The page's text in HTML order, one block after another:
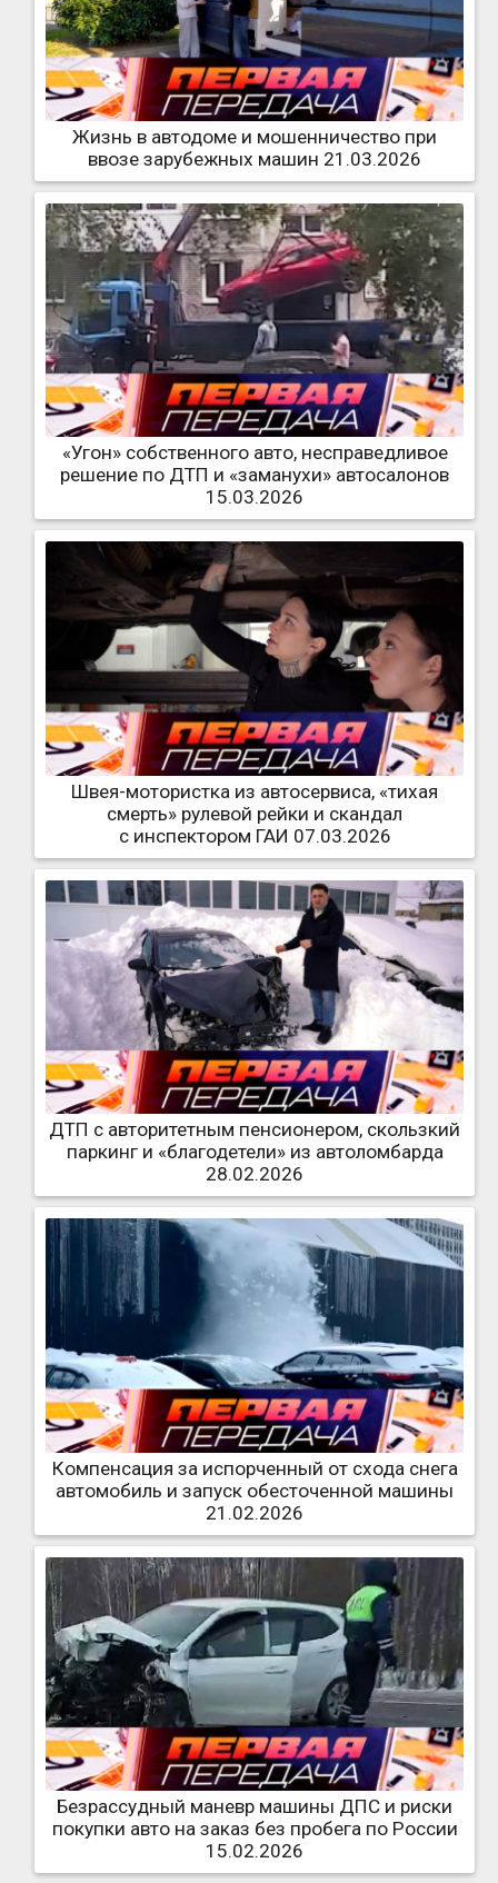
Жизнь в автодоме и мошенничество при
ввозе зарубежных машин 21.03.2026
«Угон» собственного авто, несправедливое
решение по ДТП и «заманухи» автосалонов
15.03.2026
Швея-мотористка из автосервиса, «тихая
смерть» рулевой рейки и скандал
с инспектором ГАИ 07.03.2026
ДТП с авторитетным пенсионером, скользкий
паркинг и «благодетели» из автоломбарда
28.02.2026
Компенсация за испорченный от схода снега
автомобиль и запуск обесточенной машины
21.02.2026
Безрассудный маневр машины ДПС и риски
покупки авто на заказ без пробега по России
15.02.2026